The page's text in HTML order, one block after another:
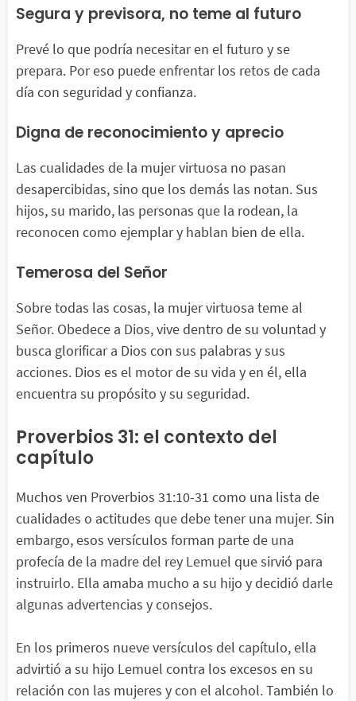
Segura y previsora, no teme al futuro
Prevé lo que podría necesitar en el futuro y se
prepara. Por eso puede enfrentar los retos de cada
día con seguridad y confianza.
Digna de reconocimiento y aprecio
Las cualidades de la mujer virtuosa no pasan
desapercibidas, sino que los demás las notan. Sus
hijos, su marido, las personas que la rodean, la
reconocen como ejemplar y hablan bien de ella.
Temerosa del Señor
Sobre todas las cosas, la mujer virtuosa teme al
Señor. Obedece a Dios, vive dentro de su voluntad y
busca glorificar a Dios con sus palabras y sus
acciones. Dios es el motor de su vida y en él, ella
encuentra su propósito y su seguridad.
Proverbios 31: el contexto del
capítulo
Muchos ven Proverbios 31:10-31 como una lista de
cualidades o actitudes que debe tener una mujer. Sin
embargo, esos versículos forman parte de una
profecía de la madre del rey Lemuel que sirvió para
instruirlo. Ella amaba mucho a su hijo y decidió darle
algunas advertencias y consejos.
En los primeros nueve versículos del capítulo, ella
advirtió a su hijo Lemuel contra los excesos en su
relación con las mujeres y con el alcohol. También lo